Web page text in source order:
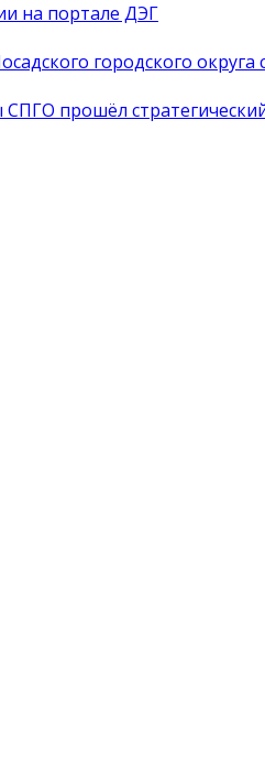
на портале ДЭГ
городского
прошёл